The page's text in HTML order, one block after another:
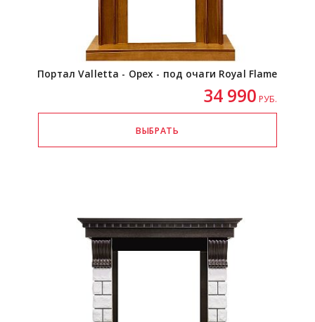
Портал Valletta - Орех - под очаги Royal Flame
34 990 РУБ.